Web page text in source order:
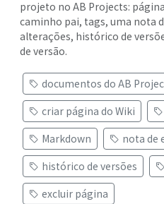
projeto no AB Projects:
caminho pai, tags, uma nota
alterações, histórico de
de versão.
documentos do AB
criar página do Wiki
Markdown
nota de
histórico de versões
excluir página